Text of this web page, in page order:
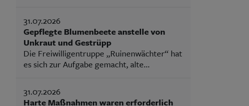
31.07.2026
Gepflegte Blumenbeete anstelle von
Unkraut und Gestrüpp
Die Freiwilligentruppe „Ruinenwächter“ hat
es sich zur Aufgabe gemacht, alte...
31.07.2026
Harte Maßnahmen waren erforderlich